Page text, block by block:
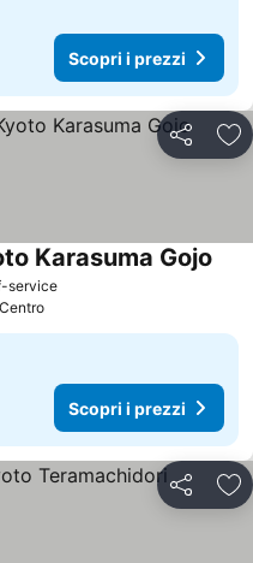
Scopri i prezzi
Condividi
service
Karasuma Gojo
Scopri i prezzi
Condividi